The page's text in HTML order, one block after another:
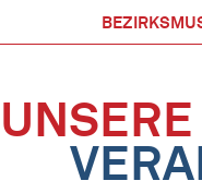
UNSERE